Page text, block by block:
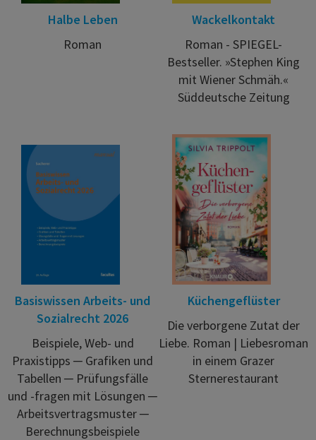
Halbe Leben
Roman
Wackelkontakt
Roman - SPIEGEL-
Bestseller. »Stephen King
mit Wiener Schmäh.«
Süddeutsche Zeitung
Basiswissen Arbeits- und
Sozialrecht 2026
Beispiele, Web- und
Praxistipps ─ Grafiken und
Tabellen ─ Prüfungsfälle
und -fragen mit Lösungen ─
Arbeitsvertragsmuster ─
Berechnungsbeispiele
Küchengeflüster
Die verborgene Zutat der
Liebe. Roman | Liebesroman
in einem Grazer
Sternerestaurant